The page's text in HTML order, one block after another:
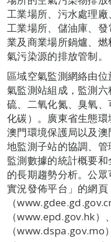
工業場所、污水處理
工業場所、儲油庫、
業及商業場所鍋爐、
氣污染源的排放管制。
區域空氣監測網絡由
氣監測站組成，監測
硫、二氧化氮、臭氧
化碳）。廣東省生態環
澳門環境保護局以及
地監測子站的協調、
監測數據的統計概要
的長期趨勢分析。公
實況發佈平台」的網
（
（www.epd.gov.hk）
（www.dspa.gov.mo